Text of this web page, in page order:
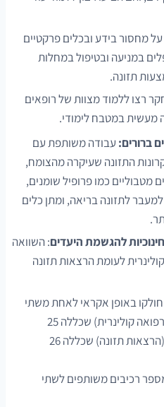
מחסור בידע ובכלים פרקטיים
במניעה ובטיפול במחלות
תזונה.
רצו ללמוד מצוות של רופאים
מעשית במטבח לימודי.
עבודה משותפת עם
התזונה שעיקרה מהצומח,
מטבוליים כמו פרופיל שומנים,
לתזונה בריאה, ומתן כלים
: השוואה
לעומת הרצאות תזונה
באופן אקראי לאחת משתי
קבוצות: קבוצת ההתערבות (רפואה קולינרית) שכללה 25
משתתפים וקבוצת הביקורת (הרצאות תזונה) שכללה 26
וכלל מספר רכיבים משותפים לשתי